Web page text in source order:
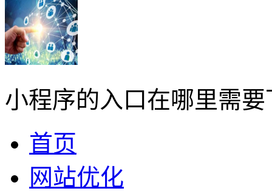
小程序的入口在哪里需要
首页
网站优化